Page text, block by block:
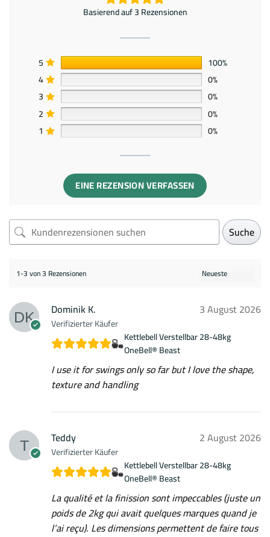
Basierend auf 3 Rezensionen
5
100%
4
0%
3
0%
2
0%
1
0%
EINE REZENSION VERFASSEN
Suche
1-3 von 3 Rezensionen
Dominik K.
Verifizierter Käufer
3 August 2026
Kettlebell Verstellbar 28-48kg
OneBell® Beast
I use it for swings only so far but I love the shape,
texture and handling
Teddy
Verifizierter Käufer
2 August 2026
Kettlebell Verstellbar 28-48kg
OneBell® Beast
La qualité et la finission sont impeccables (juste un
poids de 2kg qui avait quelques marques quand je
l’ai reçu). Les dimensions permettent de faire tous